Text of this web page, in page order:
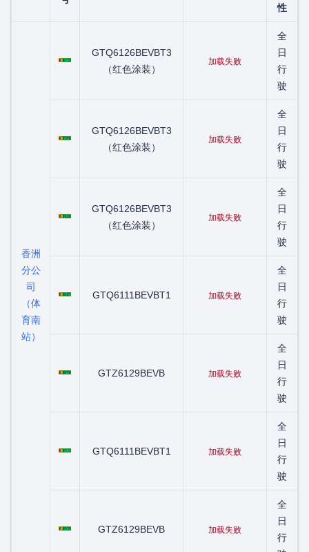
性
香洲
分公
司
（体
育南
站）
粤C01272D
GTQ6126BEVBT3
（红色涂装）
加载失败
全
日
行
驶
粤C03393D
GTQ6126BEVBT3
（红色涂装）
加载失败
全
日
行
驶
粤C05630D
GTQ6126BEVBT3
（红色涂装）
加载失败
全
日
行
驶
GTQ6111BEVBT1 加载失败
全
日
行
驶
GTZ6129BEVB 加载失败
全
日
行
驶
GTQ6111BEVBT1 加载失败
全
日
行
驶
GTZ6129BEVB 加载失败
全
日
行